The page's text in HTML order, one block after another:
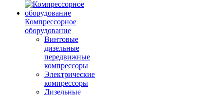
Компрессорное
оборудование
Винтовые
дизельные
передвижные
компрессоры
Электрические
компрессоры
Дизельные